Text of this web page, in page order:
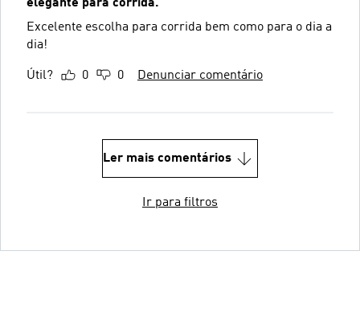
elegante para corrida.
Excelente escolha para corrida bem como para o dia a
dia!
Útil? 0 0 Denunciar comentário
Ler mais comentários
Ir para filtros